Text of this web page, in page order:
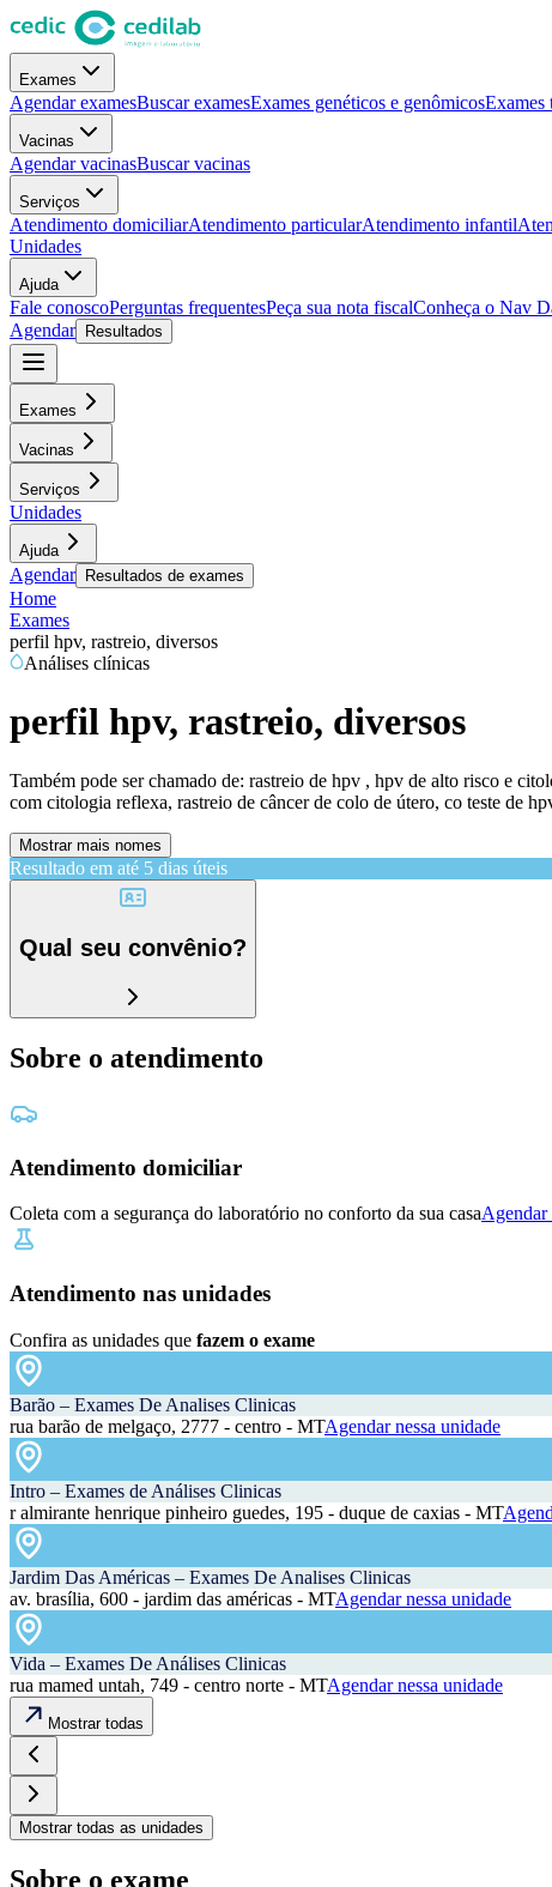
Exames
Agendar examesBuscar examesExames genéticos e genômicosExames
Vacinas
Agendar vacinasBuscar vacinas
Serviços
Atendimento domiciliarAtendimento particularAtendimento infantil
Unidades
Ajuda
Fale conoscoPerguntas frequentesPeça sua nota fiscalConheça o Nav
Agendar
Resultados
Exames
Vacinas
Serviços
Unidades
Ajuda
Agendar Resultados de exames
Home
Exames
perfil hpv, rastreio, diversos
Análises clínicas
perfil hpv, rastreio, diversos
Também pode ser chamado de: rastreio de hpv , hpv de alto risco e
com citologia reflexa, rastreio de câncer de colo de útero, co teste de
Mostrar mais nomes
Resultado em até 5 dias úteis
Qual seu convênio?
Sobre o atendimento
Atendimento domiciliar
Coleta com a segurança do laboratório no conforto da sua casa
Atendimento nas unidades
Confira as unidades que fazem o exame
Barão – Exames De Analises Clinicas
rua barão de melgaço, 2777 - centro - MTAgendar nessa unidade
Intro – Exames de Análises Clinicas
r almirante henrique pinheiro guedes, 195 - duque de caxias - MT
Jardim Das Américas – Exames De Analises Clinicas
av. brasília, 600 - jardim das américas - MTAgendar nessa unidade
Vida – Exames De Análises Clinicas
rua mamed untah, 749 - centro norte - MTAgendar nessa unidade
Mostrar todas
Mostrar todas as unidades
Sobre o exame